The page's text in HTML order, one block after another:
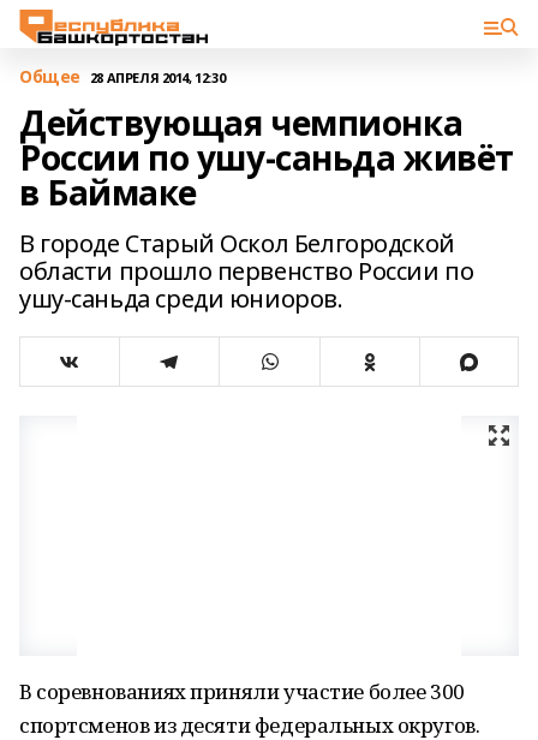
Общее 28 АПРЕЛЯ 2014, 12:30
Действующая чемпионка
России по ушу-саньда живёт
в Баймаке
В городе Старый Оскол Белгородской
области прошло первенство России по
ушу-саньда среди юниоров.
В соревнованиях приняли участие более 300
спортсменов из десяти федеральных округов.